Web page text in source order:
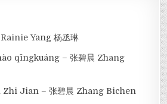
Yang 杨丞琳
qīngkuáng – 张碧晨 Zhang
Zhi Jian – 张碧晨 Zhang Bichen